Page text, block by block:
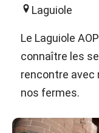
Laguiole
Le Laguiole
connaître les
rencontre avec
nos fermes.